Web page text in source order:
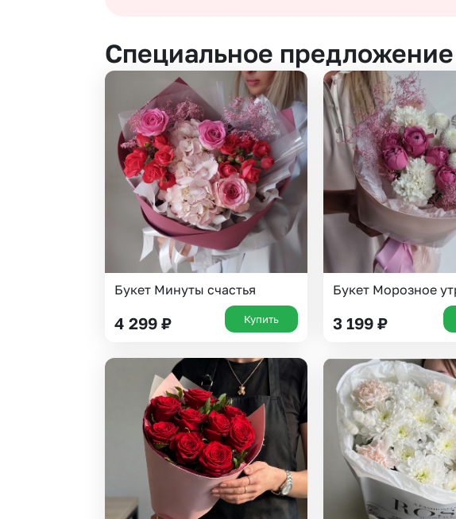
Выберите
Или выберите из
Москва и МО
Нижний
Специальное
Букет Минуты счастья
4 299 ₽ Купить
Букет Морозное
3 199 ₽